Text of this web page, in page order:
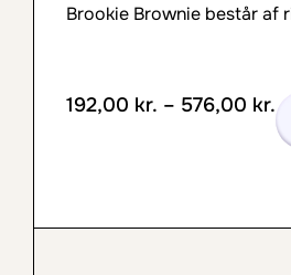
Brookie Brownie består af
192,00 kr. – 576,00 kr.